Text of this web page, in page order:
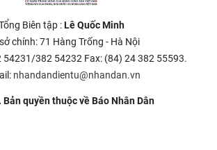
Biên tập :Lê Quốc Minh
chính: 71 Hàng Trống - Hà Nội
54231/382 54232 Fax: (84) 24 382 55593.
nhandandientu@nhandan.vn
quyền thuộc về Báo Nhân Dân